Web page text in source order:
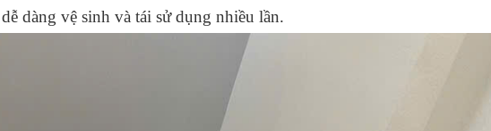
dàng vệ sinh và tái sử dụng nhiều lần.